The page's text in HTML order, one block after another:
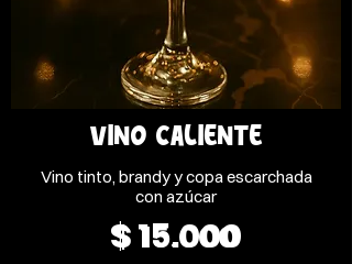
VINO CALIENTE
Vino tinto, brandy y copa escarchada
$ 15.000
$ 15.000